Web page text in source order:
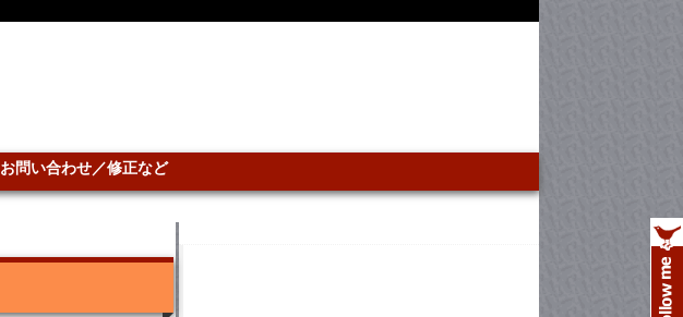
お問い合わせ／修正など